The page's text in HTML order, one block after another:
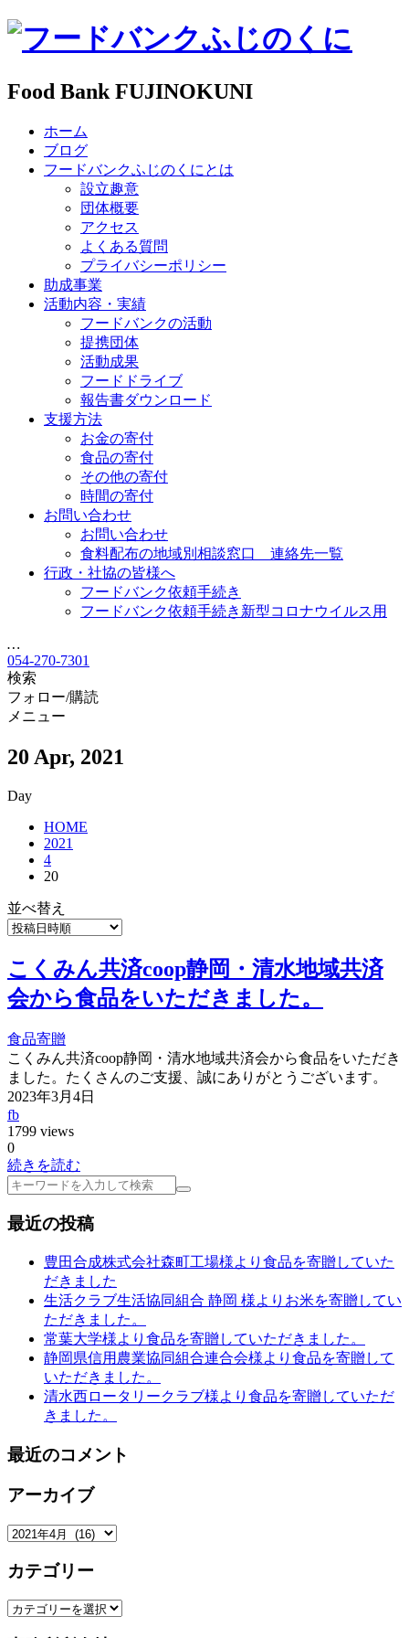
Food Bank FUJINOKUNI
ホーム
ブログ
フードバンクふじのくにとは
設立趣意
団体概要
アクセス
よくある質問
プライバシーポリシー
助成事業
活動内容・実績
フードバンクの活動
提携団体
活動成果
フードドライブ
報告書ダウンロード
支援方法
お金の寄付
食品の寄付
その他の寄付
時間の寄付
お問い合わせ
お問い合わせ
食料配布の地域別相談窓口 連絡先一覧
行政・社協の皆様へ
フードバンク依頼手続き
フードバンク依頼手続き新型コロナウイルス用
…
054-270-7301
検索
フォロー/購読
メニュー
20 Apr, 2021
Day
HOME
2021
4
20
並べ替え
こくみん共済coop静岡・清水地域共済
会から食品をいただきました。
食品寄贈
こくみん共済coop静岡・清水地域共済会から食品をいただき
ました。たくさんのご支援、誠にありがとうございます。
2023年3月4日
fb
1799 views
0
続きを読む
検
最近の投稿
豊田合成株式会社森町工場様より食品を寄贈していた
だきました
生活クラブ生活協同組合 静岡 様よりお米を寄贈してい
ただきました。
常葉大学様より食品を寄贈していただきました。
静岡県信用農業協同組合連合会様より食品を寄贈して
いただきました。
清水西ロータリークラブ様より食品を寄贈していただ
きました。
最近のコメント
アーカイブ
ア
カ
ブ
カテゴリー
カ